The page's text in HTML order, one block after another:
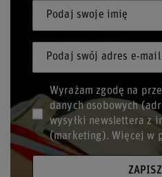
Podaj swoje imię
Podaj swój adres e-mail
Wyrażam zgodę na
danych osobowych
wysyłki newslettera z
(marketing). Więcej w